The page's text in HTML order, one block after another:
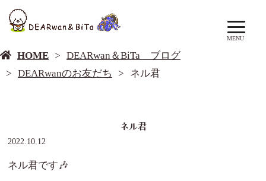
MENU
HOME
DEARwan＆BiTa ブログ
DEARwanのお友だち
ネル君
ネル君
2022.10.12
ネル君です🎶